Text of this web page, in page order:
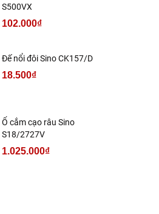
S500VX
102.000₫
Đế nổi đôi Sino CK157/D
18.500₫
Ổ cắm cạo râu Sino
S18/2727V
1.025.000₫